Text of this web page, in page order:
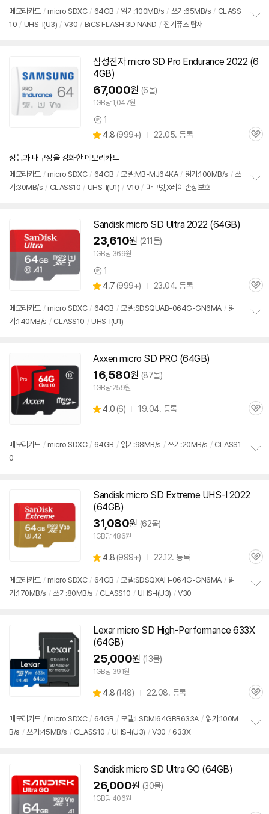
점
리
뷰
메모리 카드 / micro SDXC / 64GB / 읽기:100MB/s / 쓰기:65MB/s / CLASS
10 / UHS-I(U3) / V30 / BiCS FLASH 3D NAND / 전기퓨즈 탑재
치
삼성전자 micro SD Pro Endurance 2022 (6
4GB)
67,000원 (6몰)
1GB당 1,047원
상
품
견
1
별
점
4.8 (상
리
뷰
999+) 22.05. 등록
관
성능과 내구성을 강화한 메모리카드
메모리 카드 / micro SDXC / 64GB / 모델:MB-MJ64KA / 읽기:100MB/s / 쓰
기:30MB/s / CLASS10 / UHS-I(U1) / V10 / 마그넷,X레이 손상보호
Sandisk micro SD Ultra 2022 (64GB)
23,610원 (211몰)
1GB당 369원
상
품
견
1
별
점
4.7 (상
리
뷰
999+) 23.04. 등록
관
메모리 카드 / micro SDXC / 64GB / 모델:SDSQUAB-064G-GN6MA / 읽
기:140MB/s / CLASS10 / UHS-I(U1)
Axxen micro SD PRO (64GB)
16,580원 (87몰)
1GB당 259원
별
4.0 (상
뷰
6) 19.04. 등록
관
메모리 카드 / micro SDXC / 64GB / 읽기:98MB/s / 쓰기:20MB/s / CLASS1
0
Sandisk micro SD Extreme UHS-I 2022
(64GB)
31,080원 (62몰)
1GB당 486원
별
점
4.8 (상
리
뷰
999+) 22.12. 등록
관
메모리 카드 / micro SDXC / 64GB / 모델:SDSQXAH-064G-GN6MA / 읽
기:170MB/s / 쓰기:80MB/s / CLASS10 / UHS-I(U3) / V30
Lexar micro SD High-Performance 633X
(64GB)
25,000원 (13몰)
1GB당 391원
별
4.8 (상
리
뷰
148) 22.08. 등록
관
메모리 카드 / micro SDXC / 64GB / 모델:LSDMI64GBB633A / 읽기:100M
B/s / 쓰기:45MB/s / CLASS10 / UHS-I(U3) / V30 / 633X
Sandisk micro SD Ultra GO (64GB)
26,000원 (30몰)
1GB당 406원